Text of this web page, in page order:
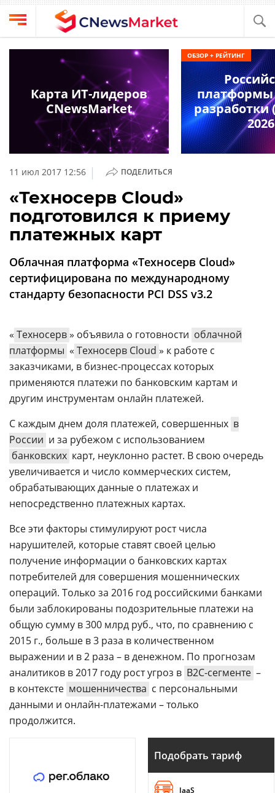
Выбрать
провайдера
Компании
обзоры
кабинет
О
проекте
CNews
Аналитика
Конференции
Техника
ТВ
Об
издании
Реклама
Вакансии
Контакты
Max
Дзен
VK
CNews
Конференции
Техника
11 июл 2017 12:56 | ПОДЕЛИТЬСЯ
«Техносерв Cloud»
подготовился к приему
платежных карт
Облачная платформа «Техносерв Cloud»
сертифицирована по международному
стандарту безопасности PCI DSS v3.2
« Техносерв» объявила о готовности облачной
платформы « Техносерв Cloud » к работе с
заказчиками, в бизнес-процессах которых
применяются платежи по банковским картам и
другим инструментам онлайн платежей.
С каждым днем доля платежей, совершенных в
России и за рубежом с использованием
банковских карт, неуклонно растет. В свою очередь
увеличивается и число коммерческих систем,
обрабатывающих данные о платежах и
непосредственно платежных картах.
Все эти факторы стимулируют рост числа
нарушителей, которые ставят своей целью
получение информации о банковских картах
потребителей для совершения мошеннических
операций. Только за 2016 год российскими банками
были заблокированы подозрительные платежи на
общую сумму в 300 млрд руб., что, по сравнению с
2015 г., больше в 3 раза в количественном
выражении и в 2 раза – в денежном. По прогнозам
аналитиков в 2017 году рост угроз в B2C-сегменте –
в контексте мошенничества с персональными
данными и онлайн-платежами – только
продолжится.
Подобрать тариф
IaaS
Карта ИТ-лидеров
CNewsMarket
платформы
разработки
2026
ОБЗОР + РЕЙТИНГ